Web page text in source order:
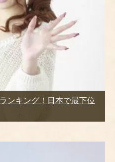
ンキング！日本で最下位